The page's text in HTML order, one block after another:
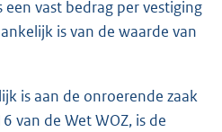
vast bedrag per vestiging
is van de waarde van
is aan de onroerende zaak
van de Wet WOZ, is de